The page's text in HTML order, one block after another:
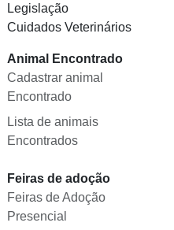
Legislação
Cuidados Veterinários
Animal Encontrado
Cadastrar animal
Encontrado
Lista de animais
Encontrados
Feiras de adoção
Feiras de Adoção
Presencial